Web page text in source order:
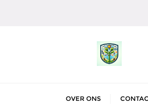
OVER ONS